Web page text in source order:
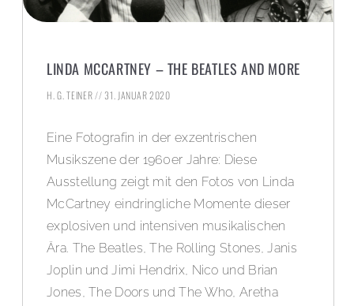
LINDA MCCARTNEY – THE BEATLES AND MORE
H. G. TEINER 31. JANUAR 2020
Eine Fotografin in der exzentrischen
Musikszene der 1960er Jahre: Diese
Ausstellung zeigt mit den Fotos von Linda
McCartney eindringliche Momente dieser
explosiven und intensiven musikalischen
Ära. The Beatles, The Rolling Stones, Janis
Joplin und Jimi Hendrix, Nico und Brian
Jones, The Doors und The Who, Aretha